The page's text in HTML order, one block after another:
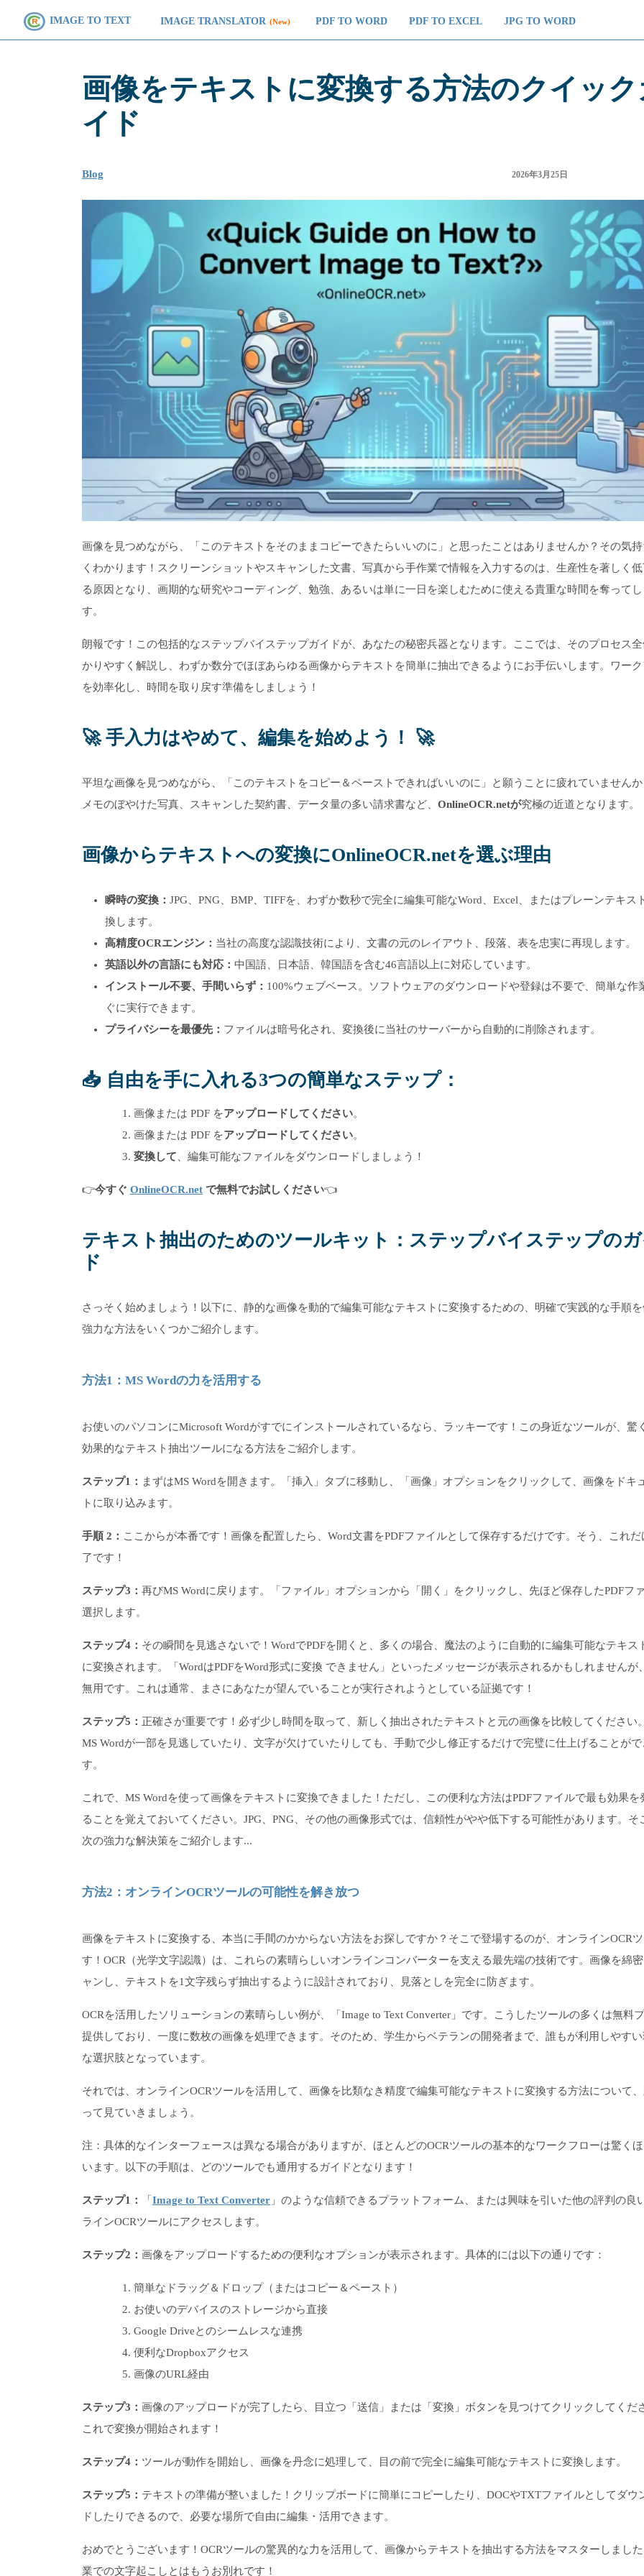
IMAGE TO TEXT IMAGE TRANSLATOR (New) PDF TO WORD PDF TO EXCEL JPG TO WORD
画像をテキストに変換する方法のクイッ
イド
Blog 2026年3月25日
画像を見つめながら、「このテキストをそのままコピーできたらいいのに」と思ったことはありませんか？その気持
くわかります！スクリーンショットやスキャンした文書、写真から手作業で情報を入力するのは、生産性を著しく
る原因となり、画期的な研究やコーディング、勉強、あるいは単に一日を楽しむために使える貴重な時間を奪ってし
す。
朗報です！この包括的なステップバイステップガイドが、あなたの秘密兵器となります。ここでは、そのプロセス
かりやすく解説し、わずか数分でほぼあらゆる画像からテキストを簡単に抽出できるようにお手伝いします。ワー
を効率化し、時間を取り戻す準備をしましょう！
🚀 手入力はやめて、編集を始めよう！ 🚀
平坦な画像を見つめながら、「このテキストをコピー＆ペーストできればいいのに」と願うことに疲れていません
メモのぼやけた写真、スキャンした契約書、データ量の多い請求書など、 OnlineOCR.netが究極の近道となります。
画像からテキストへの変換にOnlineOCR.netを選ぶ理由
瞬時の変換： JPG、PNG、BMP、TIFFを、わずか数秒で完全に編集可能なWord、Excel、またはプレーンテキス
換します。
高精度OCRエンジン： 当社の高度な認識技術により、文書の元のレイアウト、段落、表を忠実に再現します。
英語以外の言語にも対応： 中国語、日本語、韓国語を含む46言語以上に対応しています。
インストール不要、手間いらず： 100%ウェブベース。ソフトウェアのダウンロードや登録は不要で、簡単な作
ぐに実行できます。
プライバシーを最優先： ファイルは暗号化され、変換後に当社のサーバーから自動的に削除されます。
📥 自由を手に入れる3つの簡単なステップ：
画像または PDF をアップロードしてください。
画像または PDF をアップロードしてください。
変換して 、編集可能なファイルをダウンロードしましょう！
👉今すぐ OnlineOCR.net で無料でお試しください👈
テキスト抽出のためのツールキット：ステップバイステップのガ
ド
さっそく始めましょう！以下に、静的な画像を動的で編集可能なテキストに変換するための、明確で実践的な手順を
強力な方法をいくつかご紹介します。
方法1：MS Wordの力を活用する
お使いのパソコンにMicrosoft Wordがすでにインストールされているなら、ラッキーです！この身近なツールが、驚
効果的なテキスト抽出ツールになる方法をご紹介します。
ステップ1： まずはMS Wordを開きます。「挿入」タブに移動し、「画像」オプションをクリックして、画像をドキ
トに取り込みます。
手順 2： ここからが本番です！画像を配置したら、Word文書をPDFファイルとして保存するだけです。そう、これだ
了です！
ステップ3： 再びMS Wordに戻ります。「ファイル」オプションから「開く」をクリックし、先ほど保存したPDFフ
選択します。
ステップ4： その瞬間を見逃さないで！WordでPDFを開くと、多くの場合、魔法のように自動的に編集可能なテキス
に変換されます。「WordはPDFをWord形式に変換 できません」といったメッセージが表示されるかもしれませんが
無用です。これは通常、まさにあなたが望んでいることが実行されようとしている証拠です！
ステップ5： 正確さが重要です！必ず少し時間を取って、新しく抽出されたテキストと元の画像を比較してください
MS Wordが一部を見逃していたり、文字が欠けていたりしても、手動で少し修正するだけで完璧に仕上げることがで
す。
これで、MS Wordを使って画像をテキストに変換できました！ただし、この便利な方法はPDFファイルで最も効果を
ることを覚えておいてください。JPG、PNG、その他の画像形式では、信頼性がやや低下する可能性があります。そ
次の強力な解決策をご紹介します...
方法2：オンラインOCRツールの可能性を解き放つ
画像をテキストに変換する、本当に手間のかからない方法をお探しですか？そこで登場するのが、オンラインOCR
す！OCR（光学文字認識）は、これらの素晴らしいオンラインコンバーターを支える最先端の技術です。画像を綿
ャンし、テキストを1文字残らず抽出するように設計されており、見落としを完全に防ぎます。
OCRを活用したソリューションの素晴らしい例が、「Image to Text Converter」です。こうしたツールの多くは無料
提供しており、一度に数枚の画像を処理できます。そのため、学生からベテランの開発者まで、誰もが利用しやす
な選択肢となっています。
それでは、オンラインOCRツールを活用して、画像を比類なき精度で編集可能なテキストに変換する方法について
って見ていきましょう。
注：具体的なインターフェースは異なる場合がありますが、ほとんどのOCRツールの基本的なワークフローは驚く
います。以下の手順は、どのツールでも通用するガイドとなります！
ステップ1： 「 Image to Text Converter 」のような信頼できるプラットフォーム、または興味を引いた他の評判の良
ラインOCRツールにアクセスします。
ステップ2： 画像をアップロードするための便利なオプションが表示されます。具体的には以下の通りです：
簡単なドラッグ＆ドロップ（またはコピー＆ペースト）
お使いのデバイスのストレージから直接
Google Driveとのシームレスな連携
便利なDropboxアクセス
画像のURL経由
ステップ3： 画像のアップロードが完了したら、目立つ「送信」または「変換」ボタンを見つけてクリックしてくだ
これで変換が開始されます！
ステップ4： ツールが動作を開始し、画像を丹念に処理して、目の前で完全に編集可能なテキストに変換します。
ステップ5： テキストの準備が整いました！クリップボードに簡単にコピーしたり、DOCやTXTファイルとしてダウ
ドしたりできるので、必要な場所で自由に編集・活用できます。
おめでとうございます！OCRツールの驚異的な力を活用して、画像からテキストを抽出する方法をマスターしまし
業での文字起こしとはもうお別れです！